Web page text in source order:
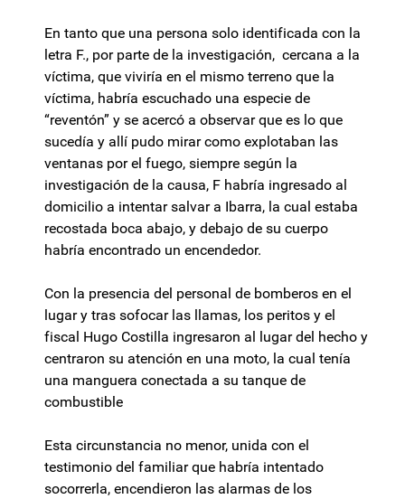
En tanto que una persona solo identificada con la
letra F., por parte de la investigación, cercana a la
víctima, que viviría en el mismo terreno que la
víctima, habría escuchado una especie de
“reventón” y se acercó a observar que es lo que
sucedía y allí pudo mirar como explotaban las
ventanas por el fuego, siempre según la
investigación de la causa, F habría ingresado al
domicilio a intentar salvar a Ibarra, la cual estaba
recostada boca abajo, y debajo de su cuerpo
habría encontrado un encendedor.
Con la presencia del personal de bomberos en el
lugar y tras sofocar las llamas, los peritos y el
fiscal Hugo Costilla ingresaron al lugar del hecho y
centraron su atención en una moto, la cual tenía
una manguera conectada a su tanque de
combustible
Esta circunstancia no menor, unida con el
testimonio del familiar que habría intentado
socorrerla, encendieron las alarmas de los